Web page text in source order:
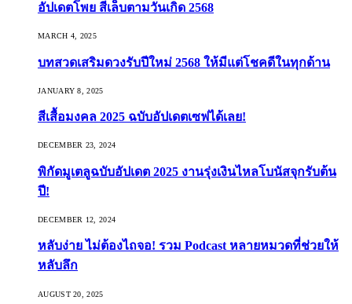
อัปเดตโพย สีเล็บตามวันเกิด 2568
MARCH 4, 2025
บทสวดเสริมดวงรับปีใหม่ 2568 ให้มีแต่โชคดีในทุกด้าน
JANUARY 8, 2025
สีเสื้อมงคล 2025 ฉบับอัปเดตเซฟได้เลย!
DECEMBER 23, 2024
พิกัดมูเตลูฉบับอัปเดต 2025 งานรุ่งเงินไหลโบนัสจุกรับต้น
ปี!
DECEMBER 12, 2024
หลับง่าย ไม่ต้องไถจอ! รวม Podcast หลายหมวดที่ช่วยให้
หลับลึก
AUGUST 20, 2025